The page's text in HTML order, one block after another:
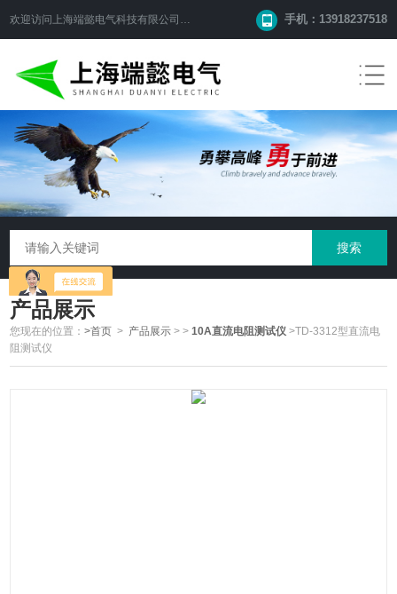
欢迎访问 上海端懿电气科技有限公司 网站！ 手机：13918237518
产品展示
您现在的位置：>首页 > 产品展示 >>10A直流电阻测试仪 >TD-3312型直流电
阻测试仪